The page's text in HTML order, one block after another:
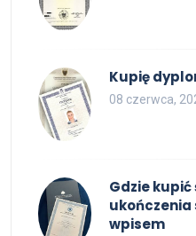
Kupię
08 czerwca,
Gdzie
ukończenia
wpisem